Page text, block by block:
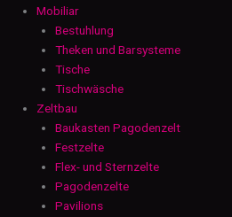
Mobiliar
Bestuhlung
Theken und Barsysteme
Tische
Tischwäsche
Zeltbau
Baukasten Pagodenzelt
Festzelte
Flex- und Sternzelte
Pagodenzelte
Pavilions